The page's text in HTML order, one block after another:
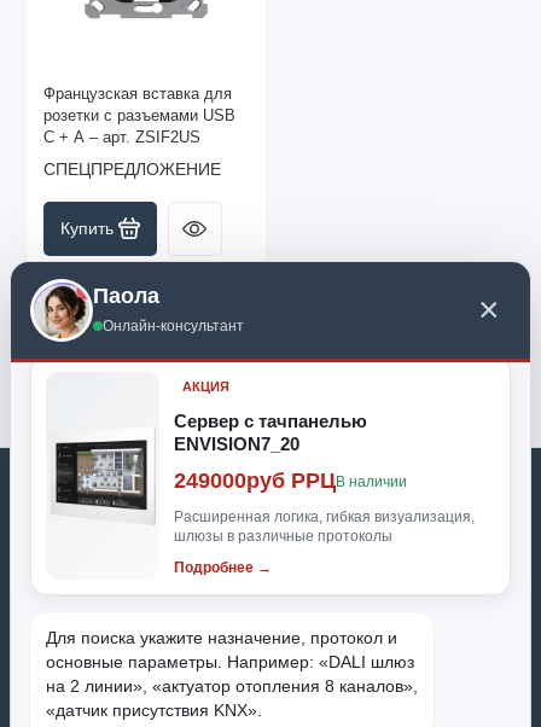
Французская вставка для
розетки с разъемами USB
C + A – арт. ZSIF2US
СПЕЦПРЕДЛОЖЕНИЕ
Купить
Продажа KNX оборудования для систем умный дом. Обращаем
ваше внимание на то, что данный интернет-сайт, а также вся
исключительно информационный характер и ни при каких
условиях не является публичной офертой, определяемой
Федерации
Поддержка
Паола
Онлайн-консультант ×
Поиск по каталогу KNXWORLD. Специальное
предложение:
АКЦИЯ
Сервер с тачпанелью
ENVISION7_20
249000руб РРЦВ наличии
Расширенная логика, гибкая визуализация,
шлюзы в различные протоколы
Подробнее →
Для поиска укажите назначение, протокол и
основные параметры. Например: «DALI шлюз
на 2 линии», «актуатор отопления 8 каналов»,
«датчик присутствия KNX».